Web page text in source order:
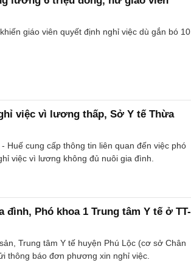
giáo viên quyết định nghỉ việc dù gắn bó 10
việc vì lương thấp, Sở Y tế Thừa
Huế cung cấp thông tin liên quan đến việc phó
việc vì lương không đủ nuôi gia đình.
Phó khoa 1 Trung tâm Y tế ở TT-
Trung tâm Y tế huyện Phú Lộc (cơ sở Chân
thông báo đơn phương xin nghỉ việc.